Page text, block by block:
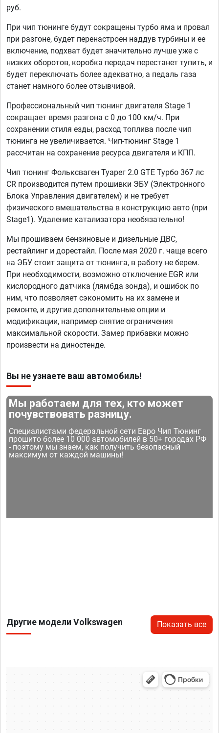
руб.
При чип тюнинге будут сокращены турбо яма и провал
при разгоне, будет перенастроен наддув турбины и ее
включение, подхват будет значительно лучше уже с
низких оборотов, коробка передач перестанет тупить, и
будет переключать более адекватно, а педаль газа
станет намного более отзывчивой.
Профессиональный чип тюнинг двигателя Stage 1
сокращает время разгона с 0 до 100 км/ч. При
сохранении стиля езды, расход топлива после чип
тюнинга не увеличивается. Чип-тюнинг Stage 1
рассчитан на сохранение ресурса двигателя и КПП.
Чип тюнинг Фольксваген Туарег 2.0 GTE Турбо 367 лс
CR производится путем прошивки ЭБУ (Электронного
Блока Управления двигателем) и не требует
физического вмешательства в конструкцию авто (при
Stage1). Удаление катализатора необязательно!
Мы прошиваем бензиновые и дизельные ДВС,
рестайлинг и дорестайл. После мая 2020 г. чаще всего
на ЭБУ стоит защита от тюнинга, в работу не берем.
При необходимости, возможно отключение EGR или
кислородного датчика (лямбда зонда), и ошибок по
ним, что позволяет сэкономить на их замене и
ремонте, и другие дополнительные опции и
модификации, например снятие ограничения
максимальной скорости. Замер прибавки можно
произвести на диностенде.
Вы не узнаете ваш автомобиль!
Мы работаем для тех, кто может
почувствовать разницу.
Специалистами федеральной сети Евро Чип Тюнинг
прошито более 10 000 автомобилей в 50+ городах РФ
- поэтому мы знаем, как получить безопасный
максимум от каждой машины!
Другие модели Volkswagen Показать все